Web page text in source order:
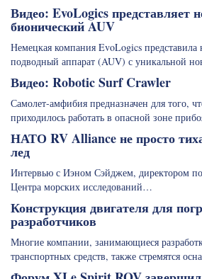
Видео: EvoLogics представляет
бионический AUV
Немецкая компания EvoLogics
подводный аппарат (AUV) с уникальной
Видео: Robotic Surf Crawler
Самолет-амфибия предназначен для того,
приходилось работать в опасной зоне
НАТО RV Alliance не просто
лед
Интервью с Иэном Сэйджем, директором
Центра морских исследований…
Конструкция двигателя для
разработчиков
Многие компании, занимающиеся
транспортных средств, также стремятся